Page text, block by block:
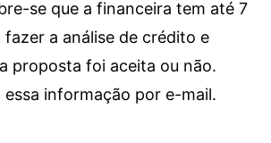
se que a financeira tem até 7
fazer a análise de crédito e
proposta foi aceita ou não.
essa informação por e-mail.